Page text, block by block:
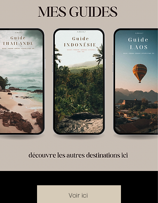
Voir ici